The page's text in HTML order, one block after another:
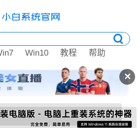
✕
Win10 教程 帮助